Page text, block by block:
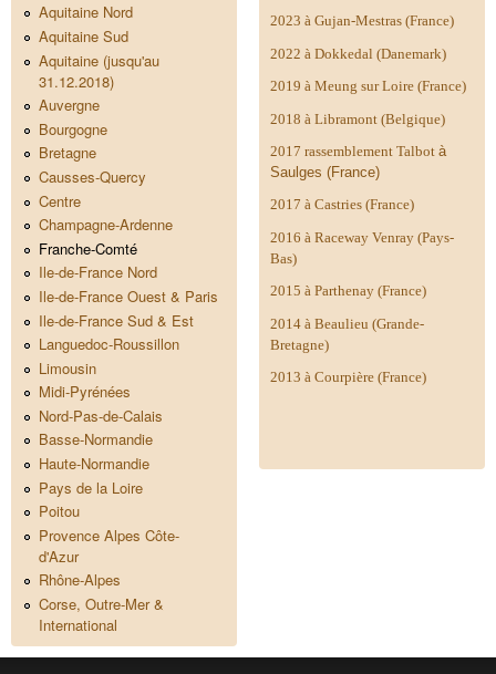
Aquitaine Nord
Aquitaine Sud
Aquitaine (jusqu'au
31.12.2018)
Auvergne
Bourgogne
Bretagne
Causses-Quercy
Centre
Champagne-Ardenne
Franche-Comté
Ile-de-France Nord
Ile-de-France Ouest & Paris
Ile-de-France Sud & Est
Languedoc-Roussillon
Limousin
Midi-Pyrénées
Nord-Pas-de-Calais
Basse-Normandie
Haute-Normandie
Pays de la Loire
Poitou
Provence Alpes Côte-
d'Azur
Rhône-Alpes
Corse, Outre-Mer &
International
2023 à Gujan-Mestras (France)
2022 à Dokkedal (Danemark)
2019 à Meung sur Loire (France)
2018 à Libramont (Belgique)
2017 rassemblement Talbot à
Saulges (France)
2017 à Castries (France)
2016 à Raceway Venray (Pays-
Bas)
2015 à Parthenay (France)
2014 à Beaulieu (Grande-
Bretagne)
2013 à Courpière (France)